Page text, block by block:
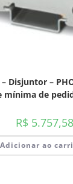
Disjuntor –
mínima de
R$ 5.757,58
Adicionar ao